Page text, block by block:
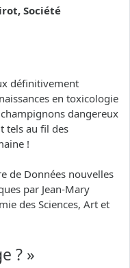
Société
définitivement
en toxicologie
dangereux
tels au fil des
!
de Données nouvelles
par Jean-Mary
des Sciences, Art et
? »